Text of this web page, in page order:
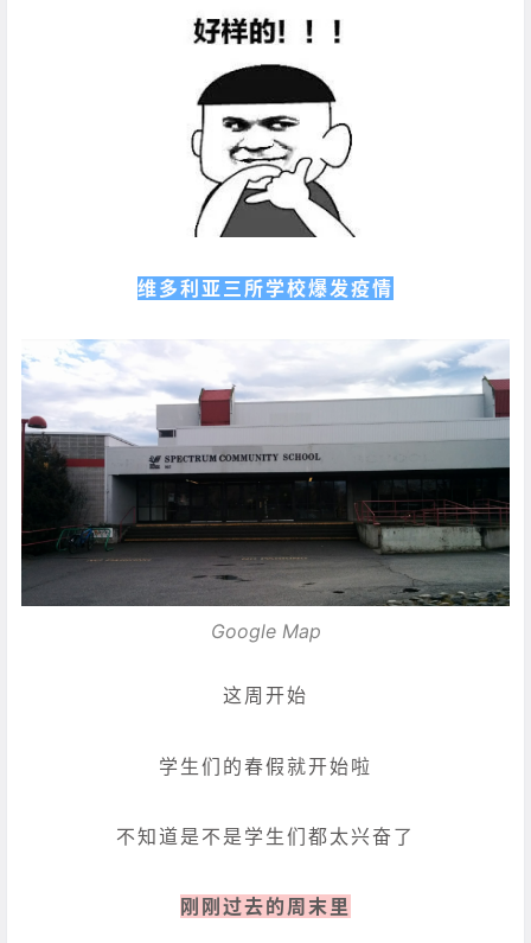
维多利亚三所学校爆发疫情
Google Map
这周开始
学生们的春假就开始啦
不知道是不是学生们都太兴奋了
刚刚过去的周末里